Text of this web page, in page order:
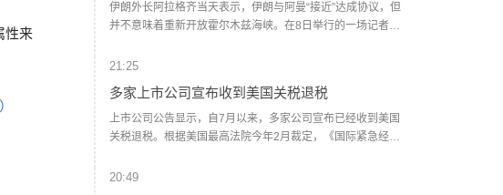
性来
伊朗外长阿拉格齐当天表示，伊朗与阿曼“接近”达成协议，但
并不意味着重新开放霍尔木兹海峡。在8日举行的一场记者会
判的进程。他说：“谈判正在进行，鉴于技术上的复杂性，我
阿拉格齐称：“当然，这并不意味着霍尔木兹海峡将重新开
放。海峡的开放还取决于其他条件，这包括美国违反谅解备
忘录应作出赔偿。”（新华社）
21:25
多家上市公司宣布收到美国关税退税
上市公司公告显示，自7月以来，多家公司宣布已经收到美国
关税退税。根据美国最高法院今年2月裁定，《国际紧急经济
后下令海关办理相关退款。海关与边境保护局4月20日启动第
20:49